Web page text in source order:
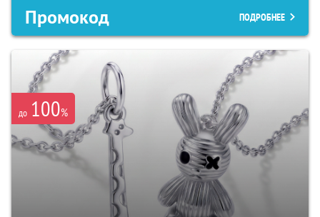
Промокод ПОДРОБНЕЕ
до 100%